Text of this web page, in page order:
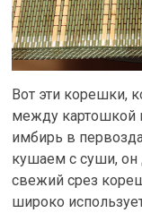
Вот эти корешки,
между картошкой
имбирь в
кушаем с суши, он
свежий срез
широко